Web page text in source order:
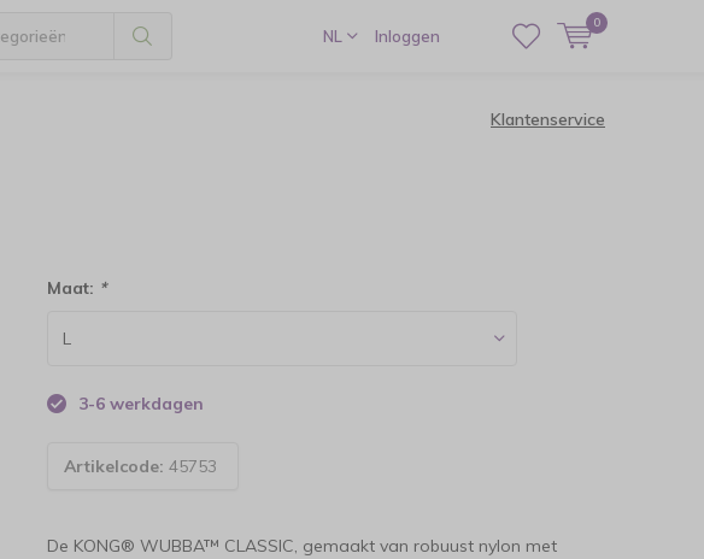
NL Inloggen
0
Klantenservice
Maat: *
3-6 werkdagen
Artikelcode: 45753
De KONG® WUBBA™ CLASSIC, gemaakt van robuust nylon met